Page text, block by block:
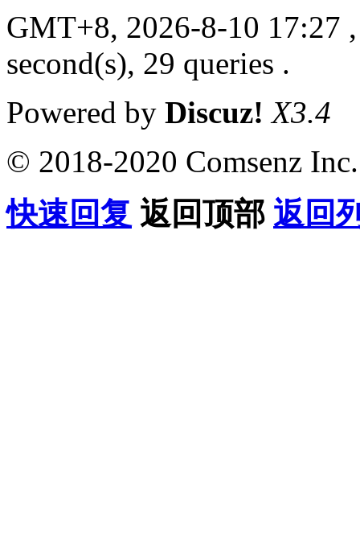
GMT+8, 2026-8-10 17:27
second(s), 29 queries .
Powered by Discuz! X3.4
© 2018-2020 Comsenz Inc.
快速回复 返回顶部 返回